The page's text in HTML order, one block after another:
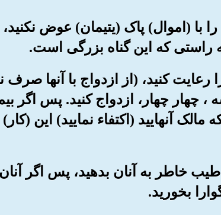
را با (اموال) پاک (یتیمان) عوض
راستی که این گناه بزرگی است.
رعایت کنید، (از ازدواج با آنها صرف
چهار، ازدواج کنید. پس اگر
آنهایید (اکتفاء نمایید) این (کار)
طیب خاطر به آنان بدهید، پس اگر
بخورید.